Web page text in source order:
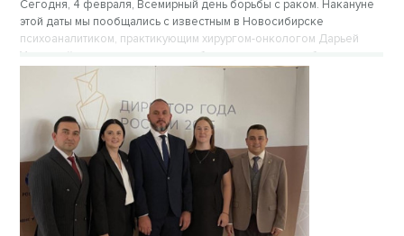
Сегодня, 4 февраля, Всемирный день борьбы с раком. Накануне
этой даты мы пообщались с известным в Новосибирске
психоаналитиком, практикующим хирургом-онкологом Дарьей
Уколовой, которая рассказала об агрессии и самосаботаже
пациенток, и как извечные женские вопросы помогают найти
смысл жить дальше.